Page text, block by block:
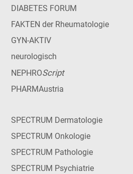
DIABETES FORUM
FAKTEN der Rheumatologie
GYN-AKTIV
neurologisch
NEPHROScript
PHARMAustria
SPECTRUM Dermatologie
SPECTRUM Onkologie
SPECTRUM Pathologie
SPECTRUM Psychiatrie